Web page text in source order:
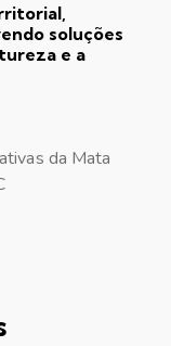
soluções
e a